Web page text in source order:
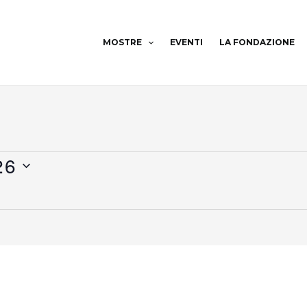
MOSTRE EVENTI LA FONDAZIONE